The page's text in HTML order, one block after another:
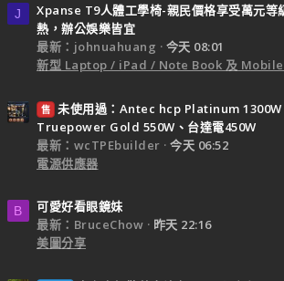
J
Xpanse T9人體工學椅-親民價格享受萬元等
熱，辦公娛樂皆宜
最新：johnuahuang
今天 08:01
新型 Laptop / iPad / Note Book 及 Mobile
售 未使用過：Antec hcp Platinum
Truepower Gold 550W、台達電450W
最新：wcTPEbuilder
今天 06:52
電源供應器
B
可愛好看眼鏡妹
最新：BruceChow
昨天 22:16
美圖分享